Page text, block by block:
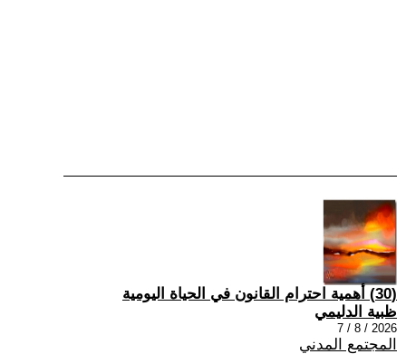
(30) أهمية احترام القانون في الحياة اليومية
ظبية الدليمي
2026 / 8 / 7
المجتمع المدني